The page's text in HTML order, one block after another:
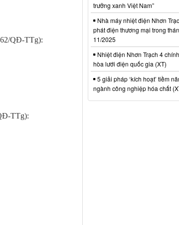
QĐ-TTg):
TTg):
trưởng xanh Việt Nam”
Nhà máy nhiệt điện Nhơn
phát điện thương mại trong
11/2025
Nhiệt điện Nhơn Trạch 4
hòa lưới điện quốc gia (XT)
5 giải pháp ‘kích hoạt’ tiềm
ngành công nghiệp hóa chất